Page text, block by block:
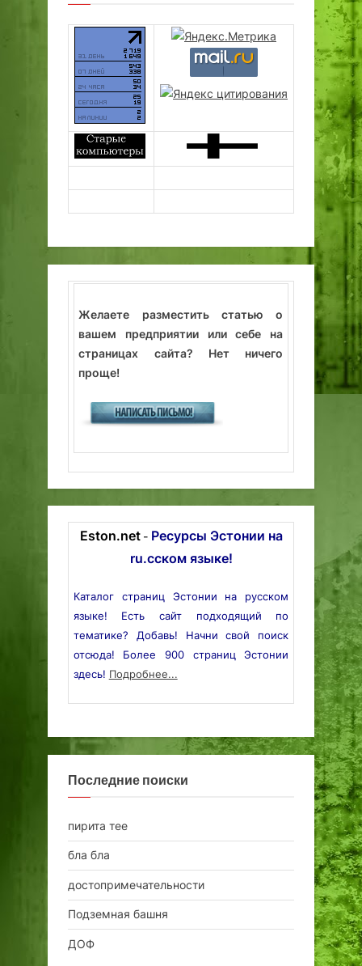
Желаете разместить статью о
вашем предприятии или себе на
страницах сайта? Нет ничего
проще!
Eston.net- Ресурсы Эстонии на
ru.сском языке!
Каталог страниц Эстонии на русском
языке! Есть сайт подходящий по
тематике? Добавь! Начни свой поиск
отсюда! Более 900 страниц Эстонии
здесь! Подробнее...
Последние поиски
пирита тее
бла бла
достопримечательности
Подземная башня
ДОФ